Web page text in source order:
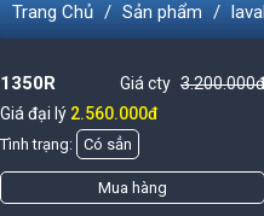
Trang Chủ Sản phẩm
1350R Giá cty 3.200.000đ
Giá đại lý 2.560.000đ
Tình trạng: Có sẳn
Mua hàng